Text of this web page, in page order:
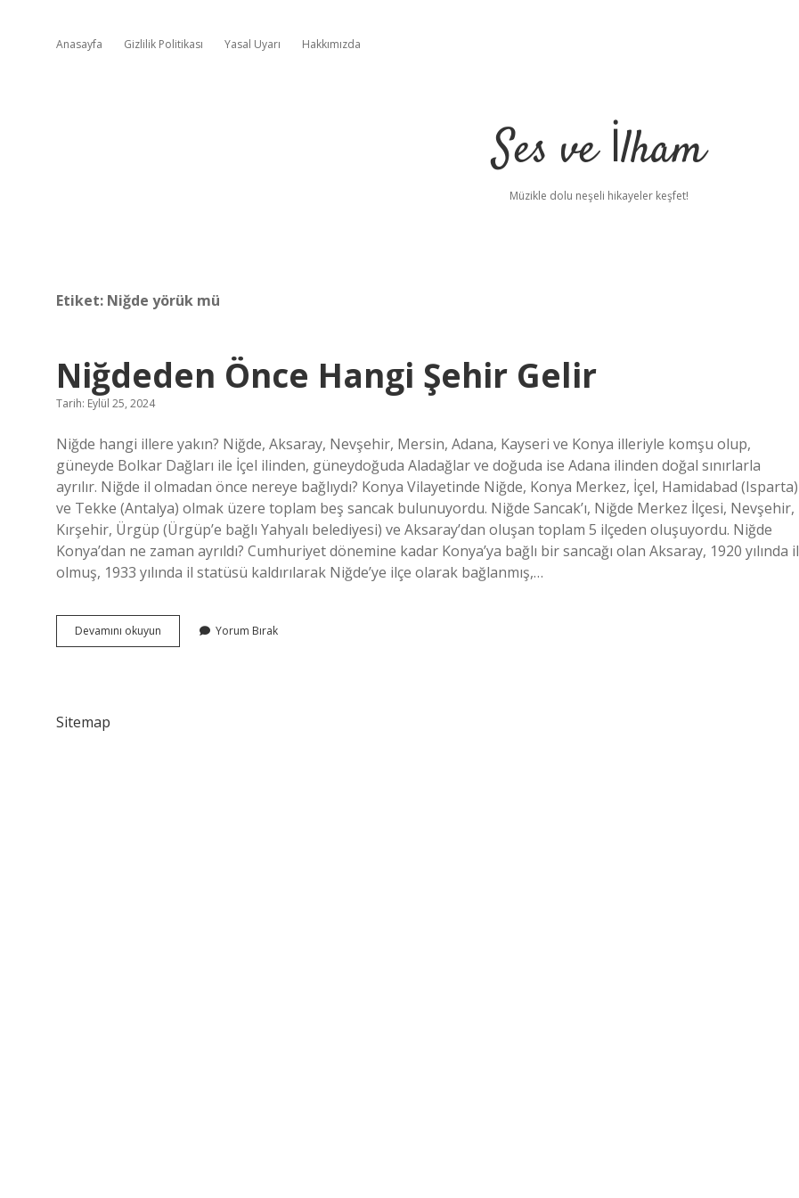
Anasayfa Gizlilik Politikası Yasal Uyarı Hakkımızda
Ses ve İlham
Müzikle dolu neşeli hikayeler keşfet!
Etiket: Niğde yörük mü
Niğdeden Önce Hangi Şehir Gelir
Tarih: Eylül 25, 2024
Niğde hangi illere yakın? Niğde, Aksaray, Nevşehir, Mersin, Adana, Kayseri ve Konya illeriyle komşu olup,
güneyde Bolkar Dağları ile İçel ilinden, güneydoğuda Aladağlar ve doğuda ise Adana ilinden doğal sınırlarla
ayrılır. Niğde il olmadan önce nereye bağlıydı? Konya Vilayetinde Niğde, Konya Merkez, İçel, Hamidabad (Isparta)
ve Tekke (Antalya) olmak üzere toplam beş sancak bulunuyordu. Niğde Sancak’ı, Niğde Merkez İlçesi, Nevşehir,
Kırşehir, Ürgüp (Ürgüp’e bağlı Yahyalı belediyesi) ve Aksaray’dan oluşan toplam 5 ilçeden oluşuyordu. Niğde
Konya’dan ne zaman ayrıldı? Cumhuriyet dönemine kadar Konya’ya bağlı bir sancağı olan Aksaray, 1920 yılında il
olmuş, 1933 yılında il statüsü kaldırılarak Niğde’ye ilçe olarak bağlanmış,…
Devamını okuyun Niğdeden
Önce
Yorum Bırak
Sitemap